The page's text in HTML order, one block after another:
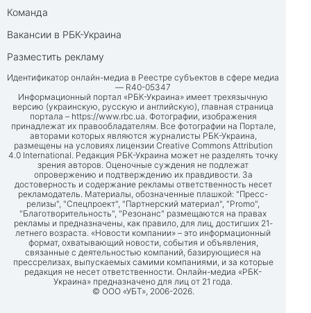
Команда
Вакансии в РБК-Украина
Разместить рекламу
Идентификатор онлайн-медиа в Реестре субъектов в сфере медиа
— R40-05347
Информационный портал «РБК-Украина» имеет трехязычную
версию (украинскую, русскую и английскую), главная страница
портала – https://www.rbc.ua. Фотографии, изображения
принадлежат их правообладателям. Все фотографии на Портале,
авторами которых являются журналисты РБК-Украина,
размещены на условиях лицензии Creative Commons Attribution
4.0 International. Редакция РБК-Украина может не разделять точку
зрения авторов. Оценочные суждения не подлежат
опровержению и подтверждению их правдивости. За
достоверность и содержание рекламы ответственность несет
рекламодатель. Материалы, обозначенные плашкой: "Пресс-
релизы", "Спецпроект", "Партнерский материал", "Promo",
"Благотворительность", "Резонанс" размещаются на правах
рекламы и предназначены, как правило, для лиц, достигших 21-
летнего возраста. «Новости компании» – это информационный
формат, охватывающий новости, события и объявления,
связанные с деятельностью компаний, базирующиеся на
прессрелизах, выпускаемых самими компаниями, и за которые
редакция не несет ответственности. Онлайн-медиа «РБК-
Украина» предназначено для лиц от 21 года.
© ООО «УБТ», 2006-2026.